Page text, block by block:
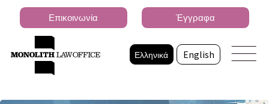
Ελληνικά English
Επικοινωνία Έγγραφα